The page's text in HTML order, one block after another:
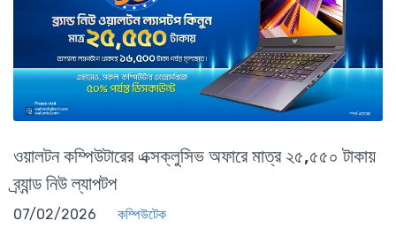
ওয়ালটন কম্পিউটারের এক্সক্লুসিভ অফারে মাত্র ২৫,৫৫০ টাকায়
ব্র্যান্ড নিউ ল্যাপটপ
07/02/2026 কম্পিউটেক